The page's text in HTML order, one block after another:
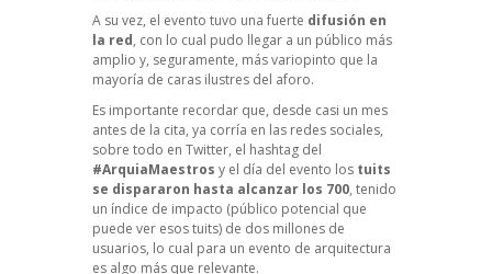
A su vez, el evento tuvo una fuerte difusión en
la red, con lo cual pudo llegar a un público más
amplio y, seguramente, más variopinto que la
mayoría de caras ilustres del aforo.
Es importante recordar que, desde casi un mes
antes de la cita, ya corría en las redes sociales,
sobre todo en Twitter, el hashtag del
#ArquiaMaestros y el día del evento los tuits
se dispararon hasta alcanzar los 700, tenido
un índice de impacto (público potencial que
puede ver esos tuits) de dos millones de
usuarios, lo cual para un evento de arquitectura
es algo más que relevante.